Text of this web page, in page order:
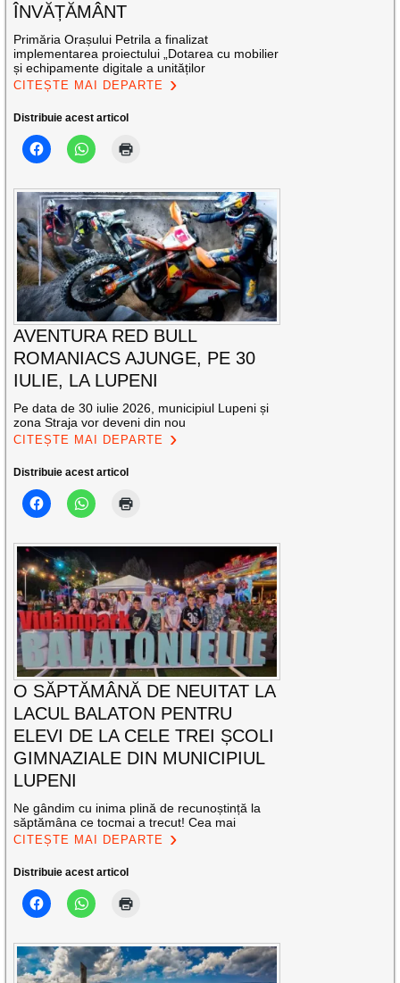
ÎNVĂȚĂMÂNT
Primăria Orașului Petrila a finalizat
implementarea proiectului „Dotarea cu mobilier
și echipamente digitale a unităților
CITEȘTE MAI DEPARTE
Distribuie acest articol
AVENTURA RED BULL
ROMANIACS AJUNGE, PE 30
IULIE, LA LUPENI
Pe data de 30 iulie 2026, municipiul Lupeni și
zona Straja vor deveni din nou
CITEȘTE MAI DEPARTE
Distribuie acest articol
O SĂPTĂMÂNĂ DE NEUITAT LA
LACUL BALATON PENTRU
ELEVI DE LA CELE TREI ȘCOLI
GIMNAZIALE DIN MUNICIPIUL
LUPENI
Ne gândim cu inima plină de recunoștință la
săptămâna ce tocmai a trecut! Cea mai
CITEȘTE MAI DEPARTE
Distribuie acest articol